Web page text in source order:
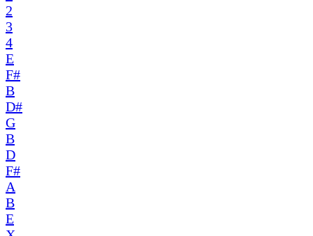
2
3
4
E
F#
B
D#
G
B
D
F#
A
B
E